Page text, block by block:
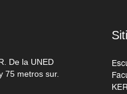
De la UNED
75 metros sur.